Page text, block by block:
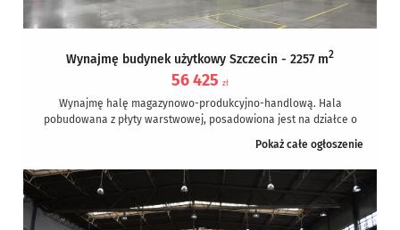
Wynajmę budynek użytkowy Szczecin - 2257 m2
56 425 zł
Wynajmę halę magazynowo-produkcyjno-handlową. Hala
pobudowana z płyty warstwowej, posadowiona jest na działce o
Pokaż całe ogłoszenie